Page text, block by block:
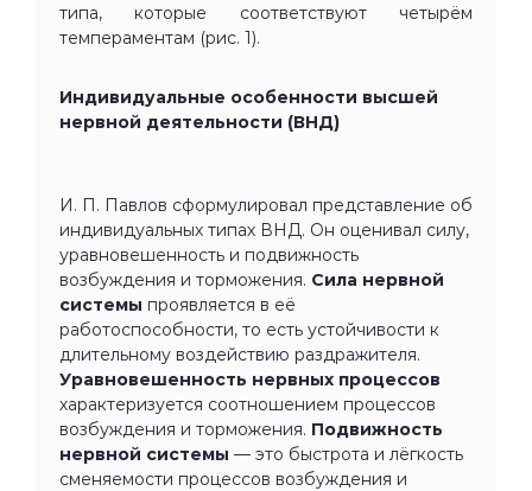
типа, которые соответствуют четырём
темпераментам (рис. 1).
Индивидуальные особенности высшей
нервной деятельности (ВНД)
И. П. Павлов сформулировал представление об
индивидуальных типах ВНД. Он оценивал силу,
уравновешенность и подвижность
возбуждения и торможения. Сила нервной
системы проявляется в её
работоспособности, то есть устойчивости к
длительному воздействию раздражителя.
Уравновешенность нервных процессов
характеризуется соотношением процессов
возбуждения и торможения. Подвижность
нервной системы — это быстрота и лёгкость
сменяемости процессов возбуждения и